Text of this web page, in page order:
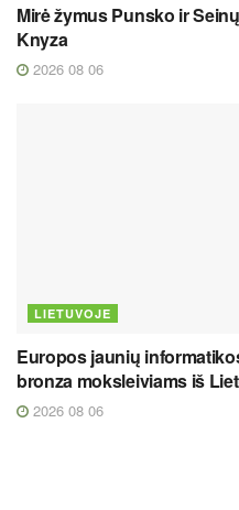
Mirė žymus Punsko ir
Knyza
2026 08 06
LIETUVOJE
Europos jaunių
bronza moksleiviams iš
2026 08 06